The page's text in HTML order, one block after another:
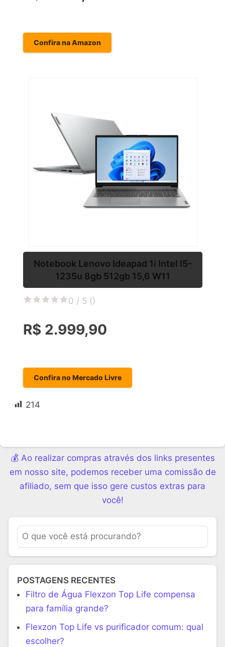
Confira na Amazon
Notebook Lenovo Ideapad 1i Intel I5-
1235u 8gb 512gb 15,6 W11
0 / 5 ()
R$ 2.999,90
Confira no Mercado Livre
214
💰 Ao realizar compras através dos links presentes
em nosso site, podemos receber uma comissão de
afiliado, sem que isso gere custos extras para
você!
POSTAGENS RECENTES
Filtro de Água Flexzon Top Life compensa
para família grande?
Flexzon Top Life vs purificador comum: qual
escolher?